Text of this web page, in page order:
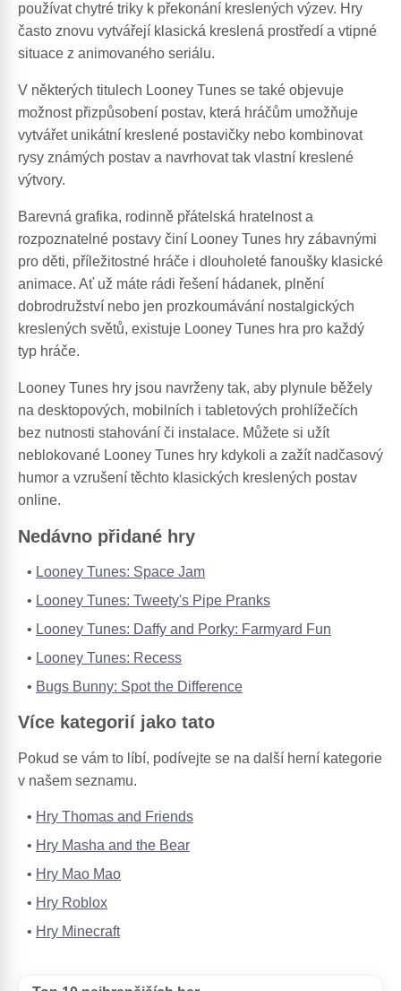
používat chytré triky k překonání kreslených výzev. Hry
často znovu vytvářejí klasická kreslená prostředí a vtipné
situace z animovaného seriálu.
V některých titulech Looney Tunes se také objevuje
možnost přizpůsobení postav, která hráčům umožňuje
vytvářet unikátní kreslené postavičky nebo kombinovat
rysy známých postav a navrhovat tak vlastní kreslené
výtvory.
Barevná grafika, rodinně přátelská hratelnost a
rozpoznatelné postavy činí Looney Tunes hry zábavnými
pro děti, příležitostné hráče i dlouholeté fanoušky klasické
animace. Ať už máte rádi řešení hádanek, plnění
dobrodružství nebo jen prozkoumávání nostalgických
kreslených světů, existuje Looney Tunes hra pro každý
typ hráče.
Looney Tunes hry jsou navrženy tak, aby plynule běžely
na desktopových, mobilních i tabletových prohlížečích
bez nutnosti stahování či instalace. Můžete si užít
neblokované Looney Tunes hry kdykoli a zažít nadčasový
humor a vzrušení těchto klasických kreslených postav
online.
Nedávno přidané hry
Looney Tunes: Space Jam
Looney Tunes: Tweety's Pipe Pranks
Looney Tunes: Daffy and Porky: Farmyard Fun
Looney Tunes: Recess
Bugs Bunny: Spot the Difference
Více kategorií jako tato
Pokud se vám to líbí, podívejte se na další herní kategorie
v našem seznamu.
Hry Thomas and Friends
Hry Masha and the Bear
Hry Mao Mao
Hry Roblox
Hry Minecraft